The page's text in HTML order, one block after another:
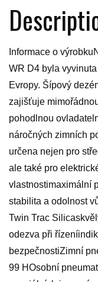
Informace o
WR D4 byla
Evropy. Šípový
zajišťuje
pohodlnou
náročných zimních
určena nejen pro
ale také pro
vlastnostimaximální
stabilita a odolnost
Twin Trac
odezva při
bezpečnostiZimní
99 HOsobní